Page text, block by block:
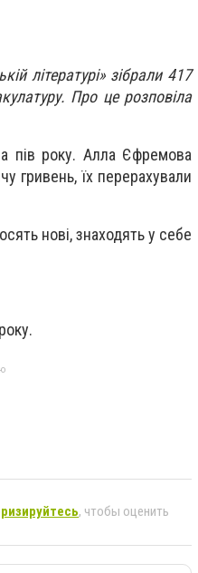
літературі» зібрали 417
Про це розповіла
пів року. Алла Єфремова
гривень, їх перерахували
нові, знаходять у себе
, чтобы оценить